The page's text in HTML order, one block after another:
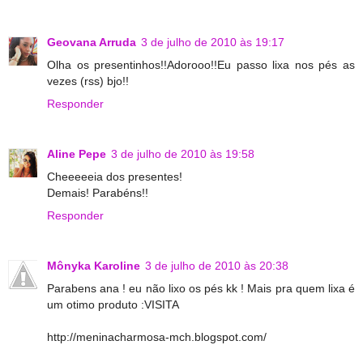
Geovana Arruda 3 de julho de 2010 às 19:17
Olha os presentinhos!!Adorooo!!Eu passo lixa nos pés as
vezes (rss) bjo!!
Responder
Aline Pepe 3 de julho de 2010 às 19:58
Cheeeeeia dos presentes!
Demais! Parabéns!!
Responder
Mônyka Karoline 3 de julho de 2010 às 20:38
Parabens ana ! eu não lixo os pés kk ! Mais pra quem lixa é
um otimo produto :VISITA
http://meninacharmosa-mch.blogspot.com/